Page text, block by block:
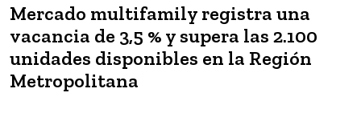
Mercado multifamily registra una
vacancia de 3,5 % y supera las 2.100
unidades disponibles en la Región
Metropolitana